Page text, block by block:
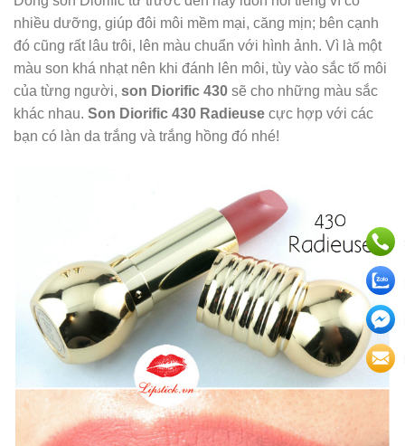
nhiều dưỡng, giúp đôi môi mềm mại, căng mịn; bên cạnh
đó cũng rất lâu trôi, lên màu chuẩn với hình ảnh. Vì là một
màu son khá nhạt nên khi đánh lên môi, tùy vào sắc tố môi
của từng người, son Diorific 430 sẽ cho những màu sắc
khác nhau. Son Diorific 430 Radieuse cực hợp với các
bạn có làn da trắng và trắng hồng đó nhé!